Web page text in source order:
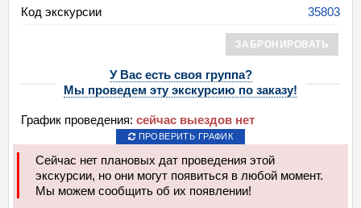
Код экскурсии 35803
ЗАБРОНИРОВАТЬ
У Вас есть своя группа?
Мы проведем эту экскурсию по заказу!
График проведения: сейчас выездов нет
ПРОВЕРИТЬ ГРАФИК
Сейчас нет плановых дат проведения этой
экскурсии, но они могут появиться в любой момент.
Мы можем сообщить об их появлении!